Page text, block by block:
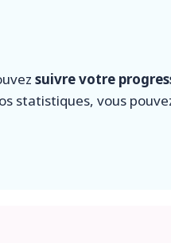
suivre votre
statistiques, vous